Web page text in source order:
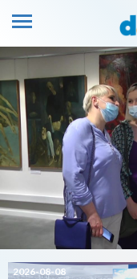
2026-08-08